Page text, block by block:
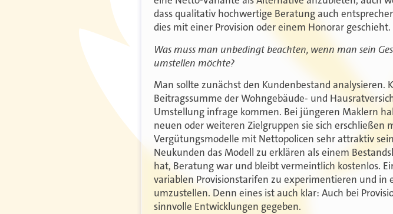
dass qualitativ hochwertige Beratung auch
dies mit einer Provision oder einem Honorar geschieht.
Was muss man unbedingt beachten, wenn man sein
umstellen möchte?
Man sollte zunächst den Kundenbestand analysieren.
Beitragssumme der Wohngebäude- und
Umstellung infrage kommen. Bei jüngeren Maklern
neuen oder weiteren Zielgruppen sie sich erschließen
Vergütungsmodelle mit Nettopolicen sehr attraktiv
Neukunden das Modell zu erklären als einem
hat, Beratung war und bleibt vermeintlich kostenlos.
variablen Provisionstarifen zu experimentieren und
umzustellen. Denn eines ist auch klar: Auch bei
sinnvolle Entwicklungen gegeben.